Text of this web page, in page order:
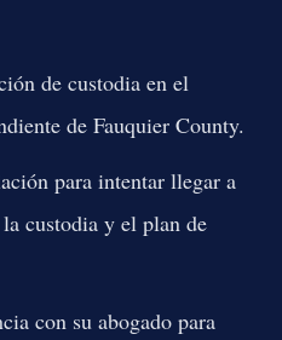
de custodia en el
de Fauquier County.
para intentar llegar a
custodia y el plan de
con su abogado para